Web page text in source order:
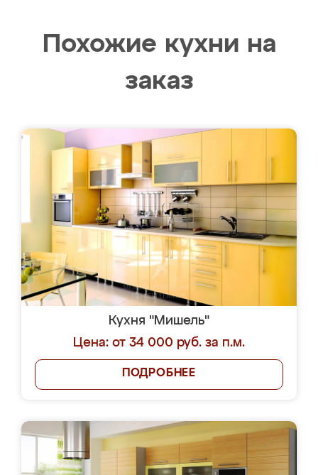
Похожие кухни на
заказ
Кухня "Мишель"
Цена: от 34 000 руб. за п.м.
ПОДРОБНЕЕ